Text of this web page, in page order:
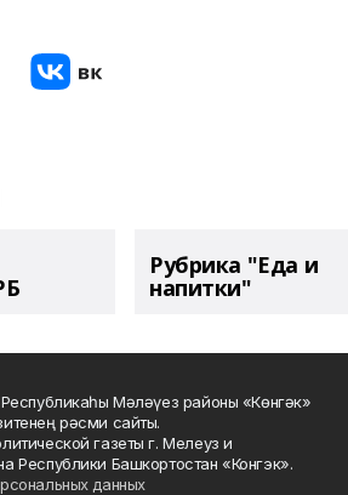
Рубрика "Еда и
напитки"
Мәләүез районы «Көнгәк»
рәсми сайты.
газеты г. Мелеуз и
Республики Башкортостан «Конгэк».
данных